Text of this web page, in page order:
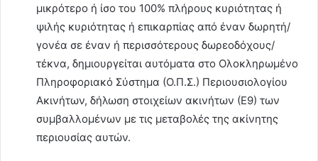
μικρότερο ή ίσο του 100% πλήρους κυριότητας ή
ψιλής κυριότητας ή επικαρπίας από έναν δωρητή/
γονέα σε έναν ή περισσότερους δωρεοδόχους/
τέκνα, δημιουργείται αυτόματα στο Ολοκληρωμένο
Πληροφοριακό Σύστημα (Ο.Π.Σ.) Περιουσιολογίου
Ακινήτων, δήλωση στοιχείων ακινήτων (Ε9) των
συμβαλλομένων με τις μεταβολές της ακίνητης
περιουσίας αυτών.